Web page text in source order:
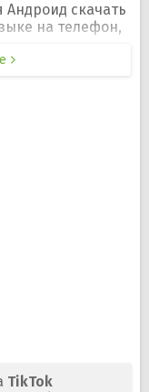
Андроид скачать
на телефон,
TikTok